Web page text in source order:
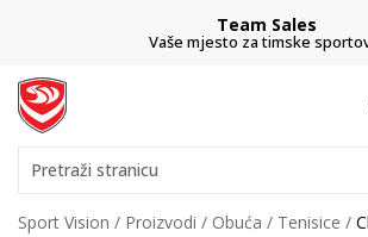
Team Sales
Vaše mjesto za timske
Pretraži stranicu
Sport Vision Proizvodi Obuća Tenisice